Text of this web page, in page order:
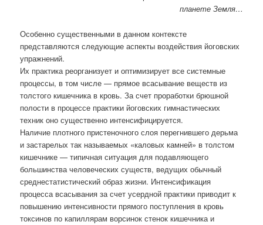
планете Земля…
Особенно существенными в данном контексте
представляются следующие аспекты воздействия йоговских
упражнений.
Их практика реорганизует и оптимизирует все системные
процессы, в том числе — прямое всасывание веществ из
толстого кишечника в кровь. За счет проработки брюшной
полости в процессе практики йоговских гимнастических
техник оно существенно интенсифицируется.
Наличие плотного пристеночного слоя перегнившего дерьма
и застарелых так называемых «каловых камней» в толстом
кишечнике — типичная ситуация для подавляющего
большинства человеческих существ, ведущих обычный
среднестатистический образ жизни. Интенсификация
процесса всасывания за счет усердной практики приводит к
повышению интенсивности прямого поступления в кровь
токсинов по капиллярам ворсинок стенок кишечника и